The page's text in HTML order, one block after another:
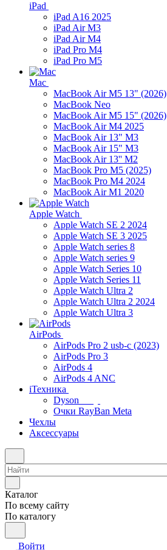
iPad
iPad A16 2025
iPad Air M3
iPad Air M4
iPad Pro M4
iPad Pro M5
Mac
MacBook Air M5 13" (2026)
MacBook Neo
MacBook Air M5 15" (2026)
MacBook Air M4 2025
MacBook Air 13" M3
MacBook Air 15" M3
MacBook Air 13'' M2
MacBook Pro M5 (2025)
MacBook Pro M4 2024
MacBook Air M1 2020
Apple Watch
Apple Watch SE 2 2024
Apple Watch SE 3 2025
Apple Watch series 8
Apple Watch series 9
Apple Watch Series 10
Apple Watch Series 11
Apple Watch Ultra 2
Apple Watch Ultra 2 2024
Apple Watch Ultra 3
AirPods
AirPods Pro 2 usb-c (2023)
AirPods Pro 3
AirPods 4
AirPods 4 ANC
iТехника
Dyson
Очки RayBan Meta
Чехлы
Аксессуары
Каталог
По всему сайту
По каталогу
Войти